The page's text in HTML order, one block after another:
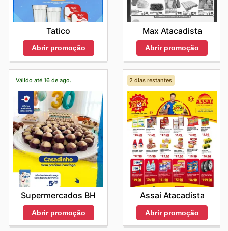
Tatico
Abrir promoção
Max Atacadista
Abrir promoção
Válido até 16 de ago.
Supermercados BH
Abrir promoção
2 dias restantes
Assaí Atacadista
Abrir promoção